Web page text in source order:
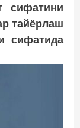
сифатини
тайёрлаш
сифатида